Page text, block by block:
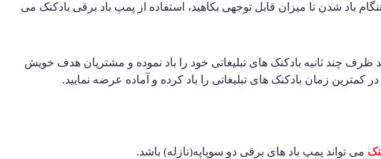
باد شدن تا میزان قابل توجهی بکاهید، استفاده از پمپ باد برقی بادکنک می
ظرف چند ثانیه بادکنک های تبلیغاتی خود را باد نموده و مشتریان هدف خویش
زمان بادکنک های تبلیغاتی را باد کرده و آماده عرضه نمایید.
می تواند پمپ باد های برقی دو سوپاپه(نازله) باشد.